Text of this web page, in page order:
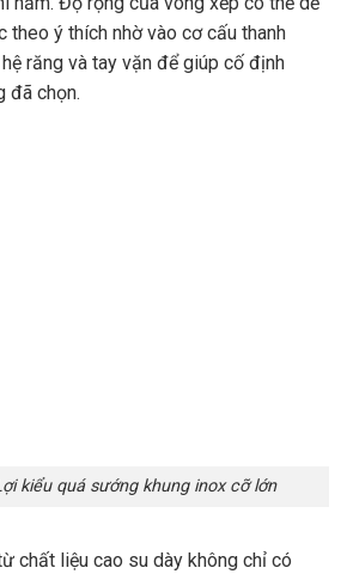
theo ý thích nhờ vào cơ cấu thanh
răng và tay vặn để giúp cố định
đã chọn.
kiểu quá sướng khung inox cỡ lớn
chất liệu cao su dày không chỉ có